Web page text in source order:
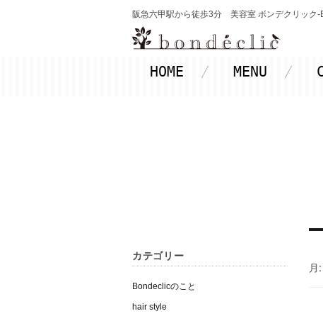
阪急六甲駅から徒歩3分 美容室 ボンデクリック-
HOME MENU
カテゴリー
Bondeclicのこと
hair style
月: